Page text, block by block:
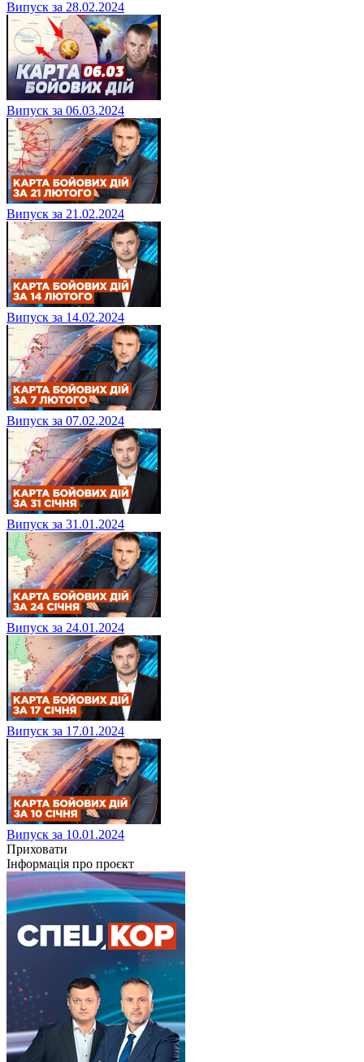
Випуск за 28.02.2024
Випуск за 06.03.2024
Випуск за 21.02.2024
Випуск за 14.02.2024
Випуск за 07.02.2024
Випуск за 31.01.2024
Випуск за 24.01.2024
Випуск за 17.01.2024
Випуск за 10.01.2024
Приховати
Інформація про проєкт